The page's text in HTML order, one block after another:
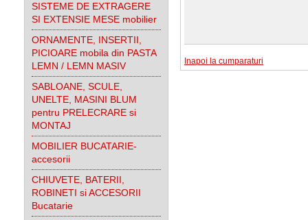
SISTEME DE EXTRAGERE
SI EXTENSIE MESE mobilier
ORNAMENTE, INSERTII,
PICIOARE mobila din PASTA
LEMN / LEMN MASIV
SABLOANE, SCULE,
UNELTE, MASINI BLUM
pentru PRELECRARE si
MONTAJ
MOBILIER BUCATARIE-
accesorii
CHIUVETE, BATERII,
ROBINETI si ACCESORII
Bucatarie
Inapoi la cumparaturi